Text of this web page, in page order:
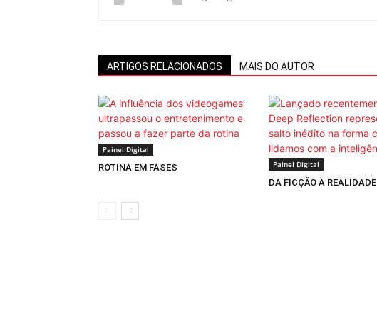
ARTIGOS RELACIONADOS MAIS DO AUTOR
Painel Digital
ROTINA EM FASES Painel Digital
DA FICÇÃO À REALIDADE